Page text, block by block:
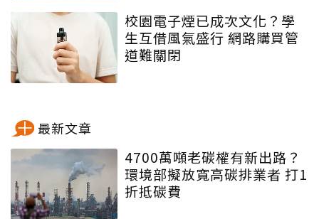
校園電子煙已成次文化？學
生互借風氣盛行 網路購買管
道難關閉
最新文章
4700萬噸老碳權有新出路？
環境部擬放寬高碳排業者 打1
折抵碳費